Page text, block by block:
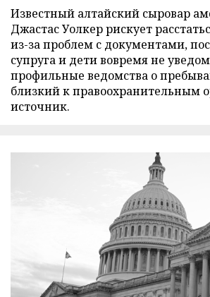
Известный алтайский сыровар
Джастас Уолкер рискует
из-за проблем с документами,
супруга и дети вовремя не
профильные ведомства о
близкий к правоохранительным
источник.